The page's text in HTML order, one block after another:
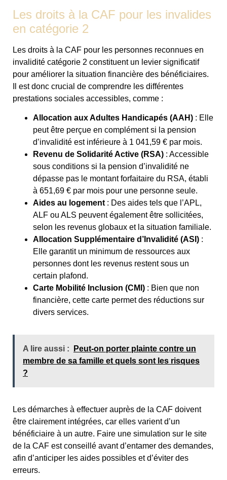
Les droits à la CAF pour les invalides
en catégorie 2
Les droits à la CAF pour les personnes reconnues en
invalidité catégorie 2 constituent un levier significatif
pour améliorer la situation financière des bénéficiaires.
Il est donc crucial de comprendre les différentes
prestations sociales accessibles, comme :
Allocation aux Adultes Handicapés (AAH) : Elle
peut être perçue en complément si la pension
d’invalidité est inférieure à 1 041,59 € par mois.
Revenu de Solidarité Active (RSA) : Accessible
sous conditions si la pension d’invalidité ne
dépasse pas le montant forfaitaire du RSA, établi
à 651,69 € par mois pour une personne seule.
Aides au logement : Des aides tels que l’APL,
ALF ou ALS peuvent également être sollicitées,
selon les revenus globaux et la situation familiale.
Allocation Supplémentaire d’Invalidité (ASI) :
Elle garantit un minimum de ressources aux
personnes dont les revenus restent sous un
certain plafond.
Carte Mobilité Inclusion (CMI) : Bien que non
financière, cette carte permet des réductions sur
divers services.
A lire aussi :
Peut-on porter plainte contre un
membre de sa famille et quels sont les risques
?
Les démarches à effectuer auprès de la CAF doivent
être clairement intégrées, car elles varient d’un
bénéficiaire à un autre. Faire une simulation sur le site
de la CAF est conseillé avant d’entamer des demandes,
afin d’anticiper les aides possibles et d’éviter des
erreurs.